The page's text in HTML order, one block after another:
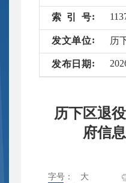
索 引 号
发文单位 历
发布 日 期
历下区退
府信
字号：
大